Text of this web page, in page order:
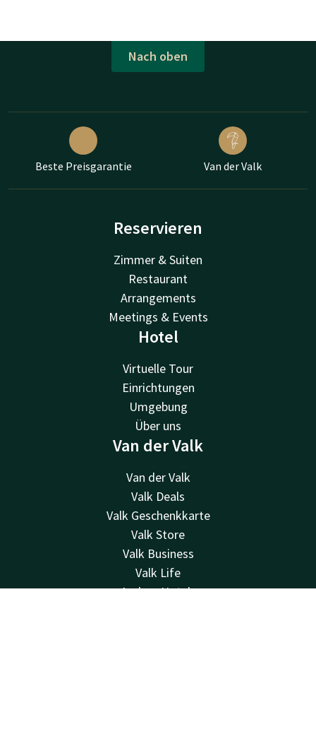
Nach oben
Beste Preisgarantie Van der Valk
Reservieren
Zimmer & Suiten
Restaurant
Arrangements
Meetings & Events
Hotel
Virtuelle Tour
Einrichtungen
Umgebung
Über uns
Van der Valk
Van der Valk
Valk Deals
Valk Geschenkkarte
Valk Store
Valk Business
Valk Life
Andere Hotels